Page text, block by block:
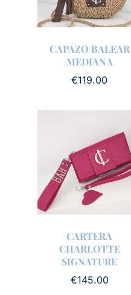
CAPAZO BALEAR
MEDIANA
€119.00
CARTERA
CHARLOTTE
SIGNATURE
€145.00